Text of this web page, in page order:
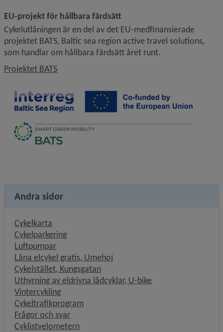
EU-projekt för hållbara färdsätt
Cykelutlåningen är en del av det EU-medfinansierade
projektet BATS, Baltic sea region active travel solutions,
som handlar om hållbara färdsätt året runt.
Projektet BATS
Andra sidor
Cykelkarta
Cykelparkering
Luftpumpar
Låna elcykel gratis, Umehoj
Cykelstället, Kungsgatan
Uthyrning av eldrivna lådcyklar, U-bike
Vintercykling
Cykeltrafikprogram
Frågor och svar
Cyklistvelometern